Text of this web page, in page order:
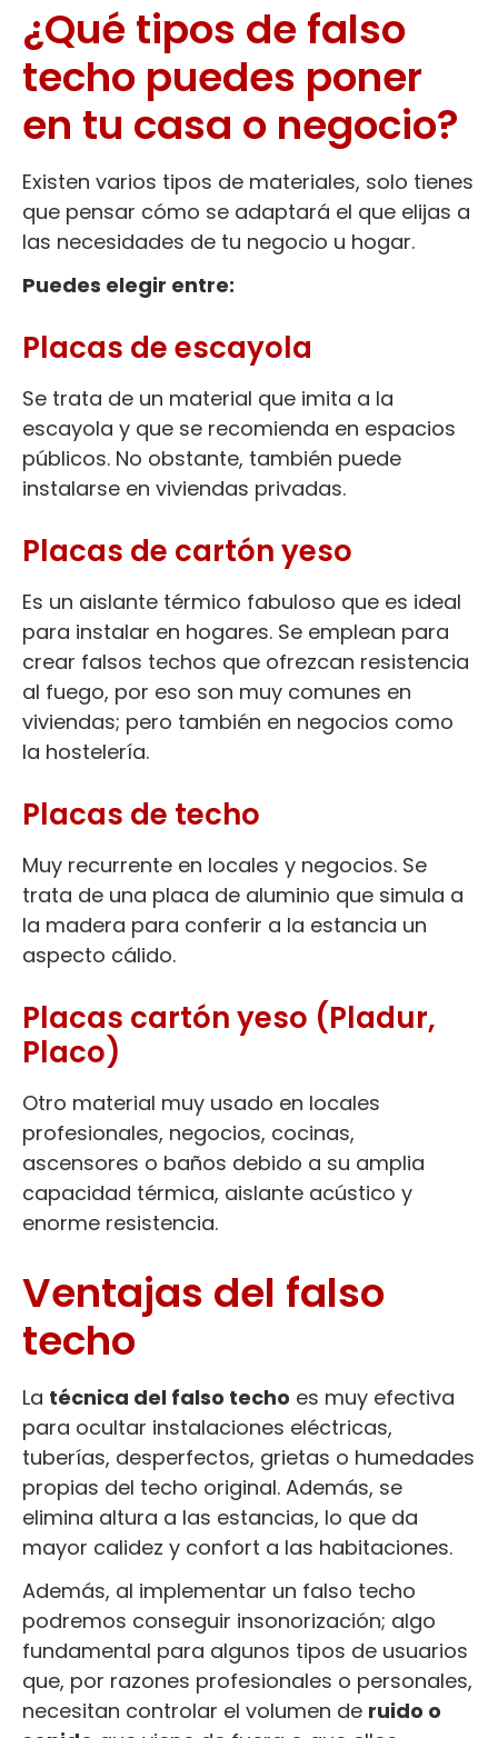
¿Qué tipos de falso
techo puedes poner
en tu casa o negocio?
Existen varios tipos de materiales, solo tienes
que pensar cómo se adaptará el que elijas a
las necesidades de tu negocio u hogar.
Puedes elegir entre:
Placas de escayola
Se trata de un material que imita a la
escayola y que se recomienda en espacios
públicos. No obstante, también puede
instalarse en viviendas privadas.
Placas de cartón yeso
Es un aislante térmico fabuloso que es ideal
para instalar en hogares. Se emplean para
crear falsos techos que ofrezcan resistencia
al fuego, por eso son muy comunes en
viviendas; pero también en negocios como
la hostelería.
Placas de techo
Muy recurrente en locales y negocios. Se
trata de una placa de aluminio que simula a
la madera para conferir a la estancia un
aspecto cálido.
Placas cartón yeso (Pladur,
Placo)
Otro material muy usado en locales
profesionales, negocios, cocinas,
ascensores o baños debido a su amplia
capacidad térmica, aislante acústico y
enorme resistencia.
Ventajas del falso
techo
La técnica del falso techo es muy efectiva
para ocultar instalaciones eléctricas,
tuberías, desperfectos, grietas o humedades
propias del techo original. Además, se
elimina altura a las estancias, lo que da
mayor calidez y confort a las habitaciones.
Además, al implementar un falso techo
podremos conseguir insonorización; algo
fundamental para algunos tipos de usuarios
que, por razones profesionales o personales,
necesitan controlar el volumen de ruido o